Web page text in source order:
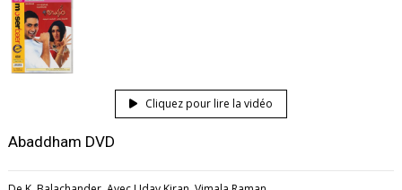
Cliquez pour lire la vidéo
Abaddham DVD